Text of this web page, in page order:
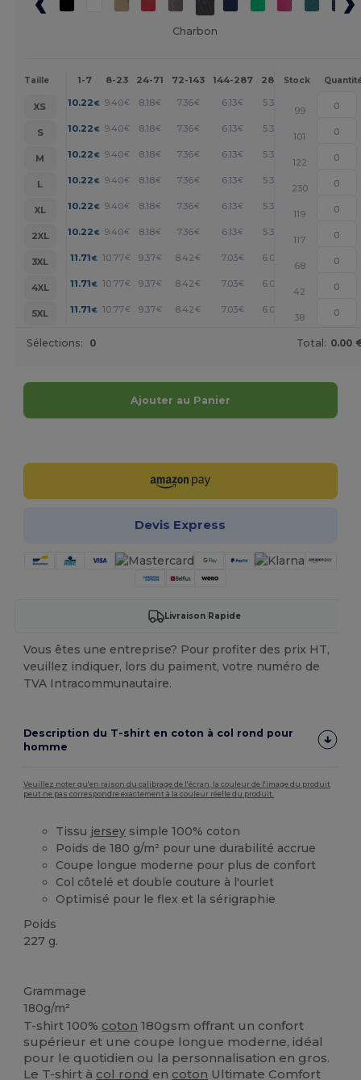
Charbon
Taille 1-7 8-23 24-71 72-143 144-287 288 + Plus
Stock
XS 10.22 € 9.40€ 8.18€ 7.36€ 6.13€ 5.32 +
99
S
10.22 € 9.40€ 8.18€ 7.36€ 6.13€ 5.32 +
101
M
10.22 € 9.40€ 8.18€ 7.36€ 6.13€ 5.32 +
122
L
10.22 € 9.40€ 8.18€ 7.36€ 6.13€ 5.32 +
230
XL
10.22 € 9.40€ 8.18€ 7.36€ 6.13€ 5.32 +
119
2XL
10.22 € 9.40€ 8.18€ 7.36€ 6.13€ 5.32 +
117
3XL
11.71 € 10.77€ 9.37€ 8.42 € 7.03€ 6.09 +
68
4XL
11.71 € 10.77€ 9.37€ 8.42 € 7.03€ 6.09 +
42
5XL
11.71 € 10.77€ 9.37€ 8.42 € 7.03€ 6.09 +
38
Sélections: 0 Total: 0.00
Ajouter au Panier
Devis Express
Livraison Rapide
Vous êtes une entreprise? Pour profiter des prix HT,
veuillez indiquer, lors du paiment, votre numéro de
TVA Intracommunautaire.
Description du T-shirt en coton à col rond pour
homme
Veuillez noter qu'en raison du calibrage de l'écran, la couleur de l'image du produit
peut ne pas correspondre exactement à la couleur réelle du produit.
Tissu jersey simple 100% coton
Poids de 180 g/m² pour une durabilité accrue
Coupe longue moderne pour plus de confort
Col côtelé et double couture à l'ourlet
Optimisé pour le flex et la sérigraphie
Poids
227 g.
Grammage
180g/m²
T-shirt 100% coton 180gsm offrant un confort
supérieur et une coupe longue moderne, idéal
pour le quotidien ou la personnalisation en gros.
Le T-shirt à col rond en coton Ultimate Comfort